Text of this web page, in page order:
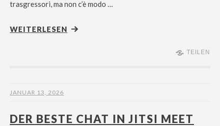
trasgressori, ma non c’è modo …
WEITERLESEN
TEILEN
JANUAR 13, 2026
DER BESTE CHAT IN JITSI MEET